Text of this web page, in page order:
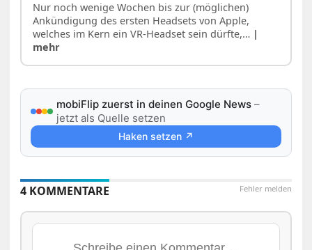
Nur noch wenige Wochen bis zur (möglichen)
Ankündigung des ersten Headsets von Apple,
welches im Kern ein VR-Headset sein dürfte,… |
mehr
mobiFlip zuerst in deinen Google News –
jetzt als Quelle setzen
Haken setzen ↗
Fehler melden
4 KOMMENTARE